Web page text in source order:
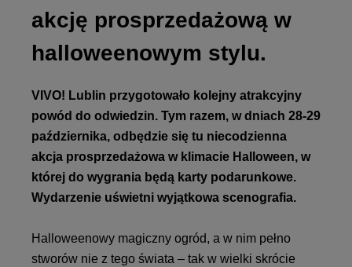
akcję prosprzedażową w
halloweenowym stylu.
VIVO! Lublin przygotowało kolejny atrakcyjny
powód do odwiedzin. Tym razem, w dniach 28-29
października, odbędzie się tu niecodzienna
akcja prosprzedażowa w klimacie Halloween, w
której do wygrania będą karty podarunkowe.
Wydarzenie uświetni wyjątkowa scenografia.
Halloweenowy magiczny ogród, a w nim pełno
stworów nie z tego świata – tak w wielki skrócie